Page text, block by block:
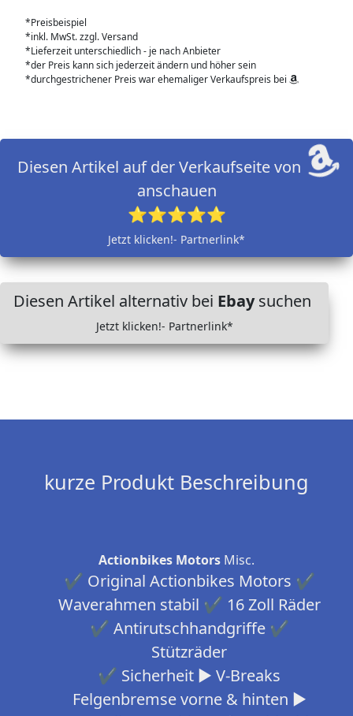
*Preisbeispiel
*inkl. MwSt. zzgl. Versand
*Lieferzeit unterschiedlich - je nach Anbieter
*der Preis kann sich jederzeit ändern und höher sein
*durchgestrichener Preis war ehemaliger Verkaufspreis bei
Diesen Artikel auf der Verkaufseite von
anschauen
⭐⭐⭐⭐⭐
Jetzt klicken!- Partnerlink*
Diesen Artikel alternativ bei Ebaysuchen
Jetzt klicken!- Partnerlink*
kurze Produkt Beschreibung
Actionbikes Motors Misc.
✔ Original Actionbikes Motors ✔
Waverahmen stabil ✔ 16 Zoll Räder
✔ Antirutschhandgriffe ✔
Stützräder
✔ Sicherheit ► V-Breaks
Felgenbremse vorne & hinten ►